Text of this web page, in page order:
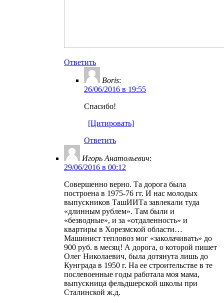
Ответить
Boris:
26/06/2016 в 19:55
Спасибо!
[Цитировать]
Ответить
Игорь Анатольевич:
29/06/2016 в 00:12
Совершенно верно. Та дорога была
построена в 1975-76 гг. И нас молодых
выпускников ТашИИТа завлекали туда
«длинным рублем». Там были и
«безводные», и за «отдаленность» и
квартиры в Хорезмской области…
Машинист тепловоз мог «заколачивать» до
900 руб. в месяц! А дорога, о которой пишет
Олег Николаевич, была дотянута лишь до
Кунграда в 1950 г. На ее строительстве в те
послевоенные годы работала моя мама,
выпускница фельдшерской школы при
Сталинской ж.д.